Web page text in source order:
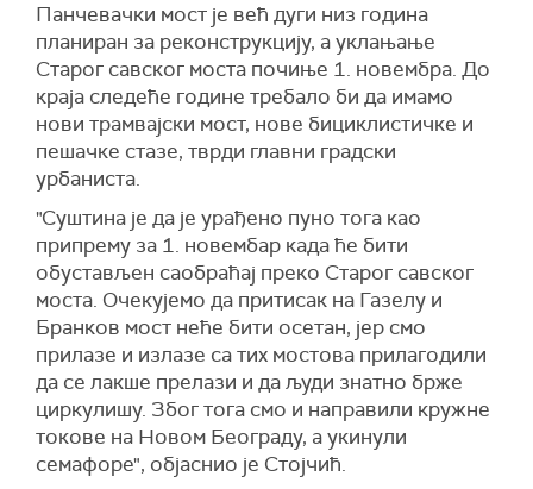
Панчевачки мост је већ дуги низ година
планиран за реконструкцију, а уклањање
Старог савског моста почиње 1. новембра. До
краја следеће године требало би да имамо
нови трамвајски мост, нове бициклистичке и
пешачке стазе, тврди главни градски
урбаниста.
"Суштина је да је урађено пуно тога као
припрему за 1. новембар када ће бити
обустављен саобраћај преко Старог савског
моста. Очекујемо да притисак на Газелу и
Бранков мост неће бити осетан, јер смо
прилазе и излазе са тих мостова прилагодили
да се лакше прелази и да људи знатно брже
циркулишу. Због тога смо и направили кружне
токове на Новом Београду, а укинули
семафоре", објаснио је Стојчић.